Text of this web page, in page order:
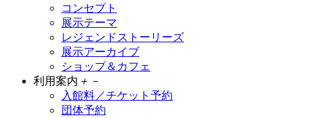
コンセプト
展示テーマ
レジェンドストーリーズ
展示アーカイブ
ショップ＆カフェ
利用案内 ＋ －
入館料／チケット予約
団体予約